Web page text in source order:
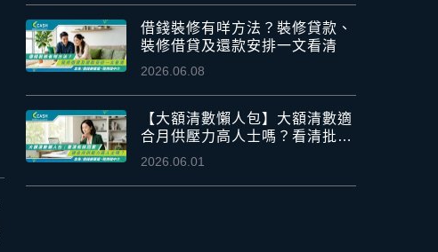
借錢裝修有咩方法？裝修貸款、
裝修借貸及還款安排一文看清
2026.06.08
【大額清數懶人包】大額清數適
合月供壓力高人士嗎？看清批核
因素
2026.06.01